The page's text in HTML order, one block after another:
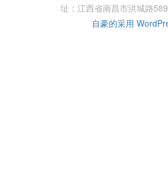
址：江西省南昌市洪城路
自豪的采用